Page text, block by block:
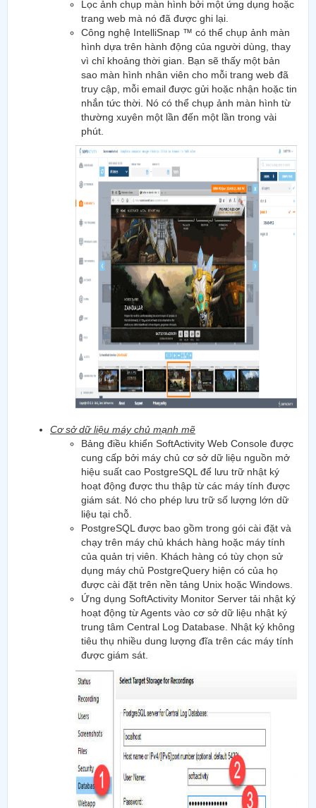
Lọc ảnh chụp màn hình bởi một ứng dụng hoặc
trang web mà nó đã được ghi lại.
Công nghệ IntelliSnap ™ có thể chụp ảnh màn
hình dựa trên hành động của người dùng, thay
vì chỉ khoảng thời gian. Bạn sẽ thấy một bản
sao màn hình nhân viên cho mỗi trang web đã
truy cập, mỗi email được gửi hoặc nhận hoặc tin
nhắn tức thời. Nó có thể chụp ảnh màn hình từ
thường xuyên một lần đến một lần trong vài
phút.
Cơ sở dữ liệu máy chủ mạnh mẽ
Bảng điều khiển SoftActivity Web Console được
cung cấp bởi máy chủ cơ sở dữ liệu nguồn mở
hiệu suất cao PostgreSQL để lưu trữ nhật ký
hoạt động được thu thập từ các máy tính được
giám sát. Nó cho phép lưu trữ số lượng lớn dữ
liệu tại chỗ.
PostgreSQL được bao gồm trong gói cài đặt và
chạy trên máy chủ khách hàng hoặc máy tính
của quản trị viên. Khách hàng có tùy chọn sử
dụng máy chủ PostgreQuery hiện có của họ
được cài đặt trên nền tảng Unix hoặc Windows.
Ứng dụng SoftActivity Monitor Server tải nhật ký
hoạt động từ Agents vào cơ sở dữ liệu nhật ký
trung tâm Central Log Database. Nhật ký không
tiêu thụ nhiều dung lượng đĩa trên các máy tính
được giám sát.